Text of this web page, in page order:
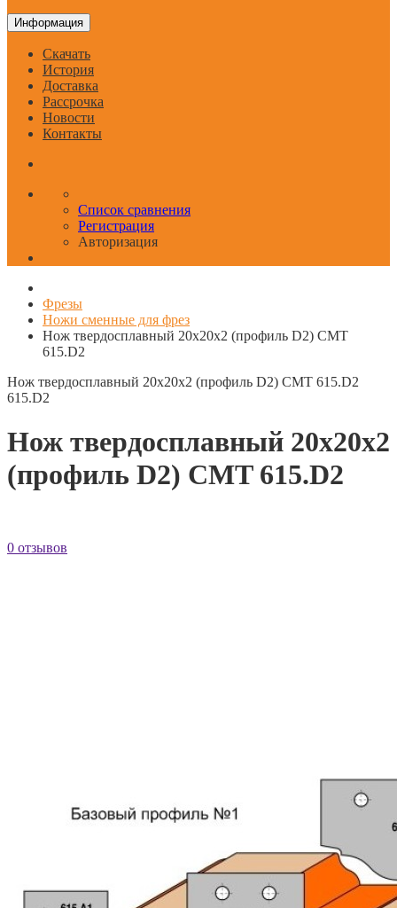
Информация
Скачать
История
Доставка
Рассрочка
Новости
Контакты
Список сравнения
Регистрация
Авторизация
Фрезы
Ножи сменные для фрез
Нож твердосплавный 20x20x2 (профиль D2) CMT
615.D2
Нож твердосплавный 20x20x2 (профиль D2) CMT 615.D2
615.D2
Нож твердосплавный 20x20x2
(профиль D2) CMT 615.D2
0 отзывов